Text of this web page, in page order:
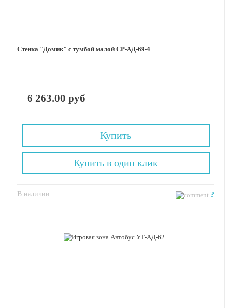
Стенка "Домик" с тумбой малой СР-АД-69-4
6 263.00 руб
Купить
В наличии ?
Купить в один клик